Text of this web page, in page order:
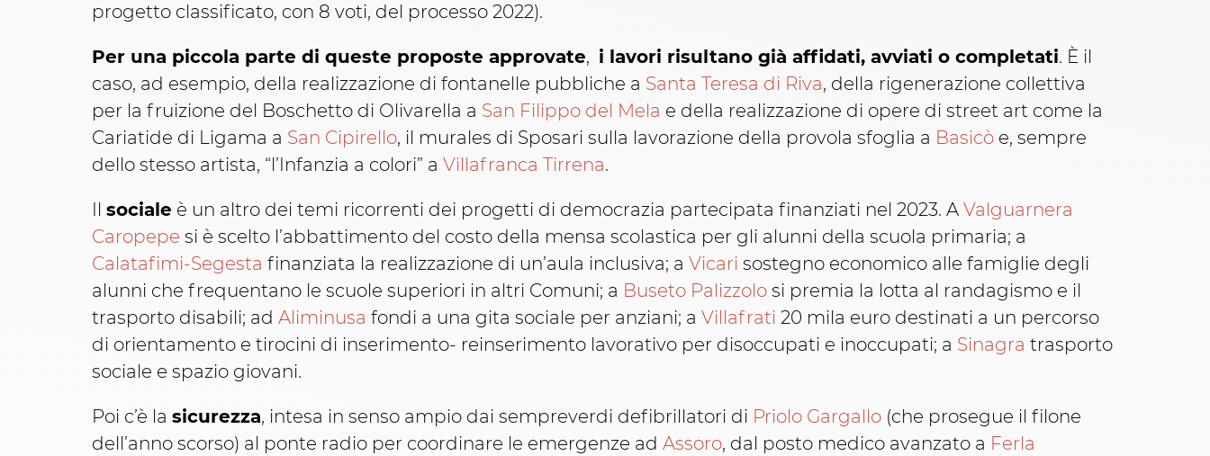
progetto classificato, con 8 voti, del processo 2022).
Per una piccola parte di queste proposte approvate, i lavori risultano già affidati, avviati o completati. È il
caso, ad esempio, della realizzazione di fontanelle pubbliche a Santa Teresa di Riva, della rigenerazione collettiva
per la fruizione del Boschetto di Olivarella a San Filippo del Mela e della realizzazione di opere di street art come la
Cariatide di Ligama a San Cipirello, il murales di Sposari sulla lavorazione della provola sfoglia a Basicò e, sempre
dello stesso artista, “l’Infanzia a colori” a Villafranca Tirrena.
Il sociale è un altro dei temi ricorrenti dei progetti di democrazia partecipata finanziati nel 2023. A Valguarnera
Caropepe si è scelto l’abbattimento del costo della mensa scolastica per gli alunni della scuola primaria; a
Calatafimi-Segesta finanziata la realizzazione di un’aula inclusiva; a Vicari sostegno economico alle famiglie degli
alunni che frequentano le scuole superiori in altri Comuni; a Buseto Palizzolo si premia la lotta al randagismo e il
trasporto disabili; ad Aliminusa fondi a una gita sociale per anziani; a Villafrati 20 mila euro destinati a un percorso
di orientamento e tirocini di inserimento- reinserimento lavorativo per disoccupati e inoccupati; a Sinagra trasporto
sociale e spazio giovani.
Poi c’è la sicurezza, intesa in senso ampio dai sempreverdi defibrillatori di Priolo Gargallo (che prosegue il filone
dell’anno scorso) al ponte radio per coordinare le emergenze ad Assoro, dal posto medico avanzato a Ferla